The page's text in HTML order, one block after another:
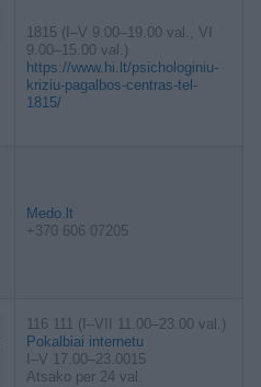
1815 (I–V 9.00–19.00 val., VI
9.00–15.00 val.)
https://www.hi.lt/psichologiniu-
kriziu-pagalbos-centras-tel-
1815/
Medo.lt
+370 606 07205
116 111 (I–VII 11.00–23.00 val.)
Pokalbiai internetu
I–V 17.00–23.0015
Atsako per 24 val.